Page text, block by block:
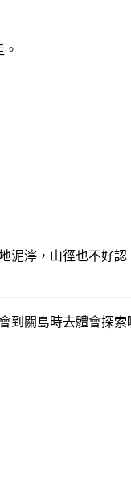
濘，山徑也不好
到關島時去體會探索